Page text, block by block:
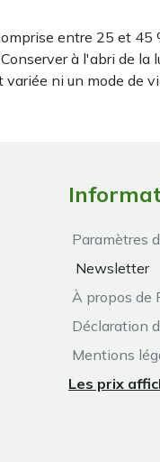
entre 25 et 45
à l'abri de la
ni un mode de
Paramètres
Newsletter
À propos de
Déclaration
Mentions
Les prix